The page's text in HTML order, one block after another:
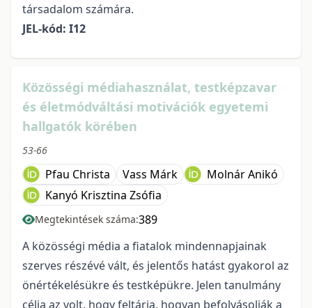
társadalom számára.
JEL-kód: I12
Közösségi médiahasználat, testképzavar
és életmódváltási motivációk egyetemi
hallgatók körében
53-66
Pfau Christa Vass Márk
Molnár Anikó
Kanyó Krisztina Zsófia
Megtekintések száma:389
A közösségi média a fiatalok mindennapjainak
szerves részévé vált, és jelentős hatást gyakorol az
önértékelésükre és testképükre. Jelen tanulmány
célja az volt, hogy feltárja, hogyan befolyásolják a